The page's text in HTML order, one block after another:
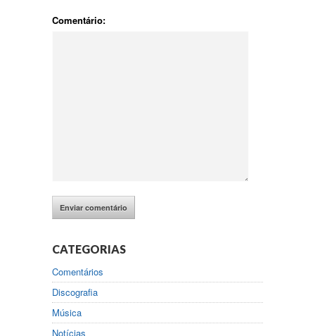
Comentário:
CATEGORIAS
Comentários
Discografia
Música
Notícias